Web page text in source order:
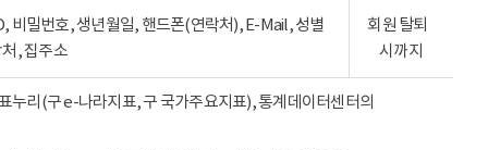
비밀번호, 생년월일, 핸드폰(연락처), E-Mail, 성별
, 집주소
회원 탈퇴
시까지
리(구 e-나라지표, 구 국가주요지표), 통계데이터센터의